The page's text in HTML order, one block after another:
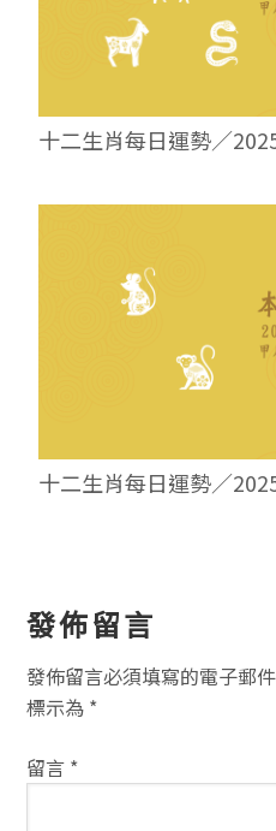
十二生肖每日運勢／
十二生肖每日運勢／
讀
者
互
動
方
發佈留言
發佈留言必須填寫的電子郵
標示為 *
留言 *